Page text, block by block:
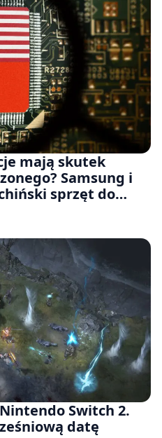
mają skutek
Samsung i
sprzęt do
Switch 2.
datę